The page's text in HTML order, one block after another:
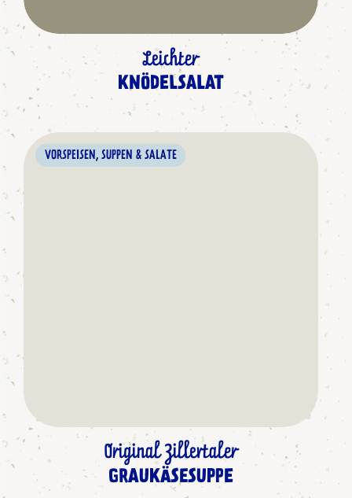
Leichter
KNÖDELSALAT
VORSPEISEN, SUPPEN & SALATE
Original Zillertaler
GRAUKÄSESUPPE